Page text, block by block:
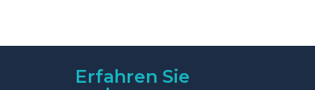
Erfahren Sie